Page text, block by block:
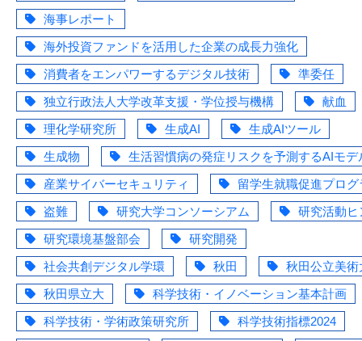
海事レポート
海外投資ファンドを活用した企業の成長力強化
消費者をエンパワーするデジタル技術
準委任
独立行政法人大学改革支援・学位授与機構
献血
理化学研究所
生成AI
生成AIツール
生成物
生活習慣病の発症リスクを予測するAIモデ
産業サイバーセキュリティ
留学生就職促進プログ
盗難
研究大学コンソーシアム
研究活動ヒ
研究環境基盤部会
研究開発
社会共創デジタル学環
秋田
秋田公立美術
秋田県立大
科学技術・イノベーション基本計画
科学技術・学術政策研究所
科学技術指標2024